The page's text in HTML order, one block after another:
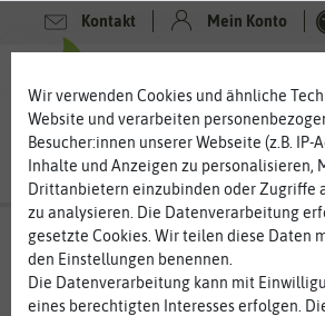
Kontakt Mein Konto
Wir verwenden Cookies und ähnliche
Website und verarbeiten
Besucher:innen unserer Webseite (z.B. IP-
Inhalte und Anzeigen zu personalisieren,
Drittanbietern einzubinden oder Zugriffe
zu analysieren. Die Datenverarbeitung
gesetzte Cookies. Wir teilen diese Daten
den Einstellungen benennen.
Die Datenverarbeitung kann mit
eines berechtigten Interesses erfolgen.